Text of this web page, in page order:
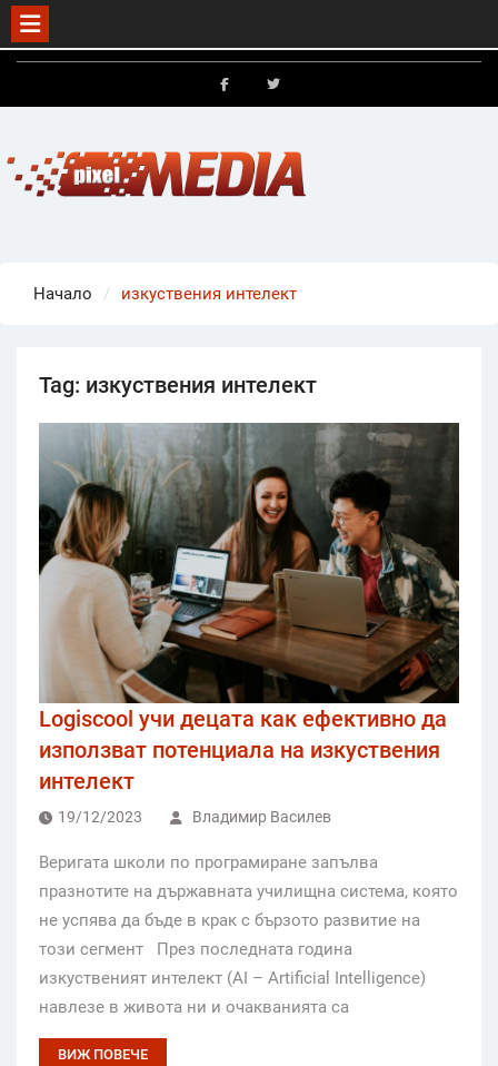
Skip
Начало изкуствения интелект
Tag: изкуствения интелект
Logiscool учи децата как ефективно да
използват потенциала на изкуствения
интелект
19/12/2023 Владимир Василев
Веригата школи по програмиране запълва
празнотите на държавната училищна система, която
не успява да бъде в крак с бързото развитие на
този сегмент През последната година
изкуственият интелект (AI – Artificial Intelligence)
навлезе в живота ни и очакванията са
ВИЖ ПОВЕЧЕ